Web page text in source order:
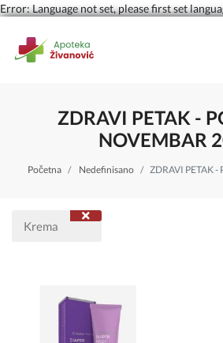
Error: Language not set, please first set
ZDRAVI PETAK -
NOVEMBAR
Početna Nedefinisano ZDRAVI PETAK
Krema